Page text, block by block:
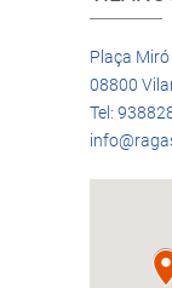
Plaça
08800
Tel: